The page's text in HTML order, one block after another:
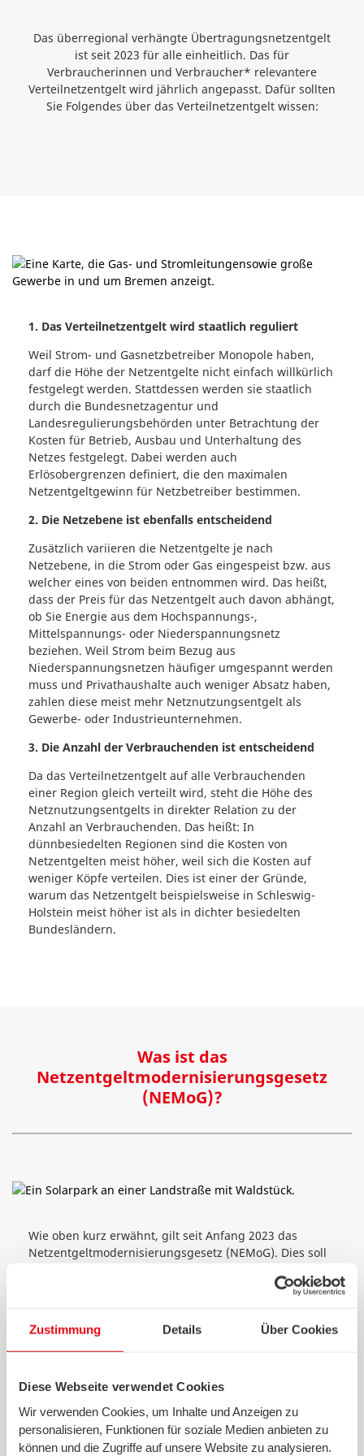
Zustimmung Details Über Cookies
Diese Webseite verwendet Cookies
Wir verwenden Cookies, um Inhalte und Anzeigen zu
personalisieren, Funktionen für soziale Medien anbieten zu
können und die Zugriffe auf unsere Website zu analysieren.
Das überregional verhängte Übertragungsnetzentgelt
ist seit 2023 für alle einheitlich. Das für
Verbraucherinnen und Verbraucher* relevantere
Verteilnetzentgelt wird jährlich angepasst. Dafür sollten
Sie Folgendes über das Verteilnetzentgelt wissen:
1. Das Verteilnetzentgelt wird staatlich reguliert
Weil Strom- und Gasnetzbetreiber Monopole haben,
darf die Höhe der Netzentgelte nicht einfach willkürlich
festgelegt werden. Stattdessen werden sie staatlich
durch die Bundesnetzagentur und
Landesregulierungsbehörden unter Betrachtung der
Kosten für Betrieb, Ausbau und Unterhaltung des
Netzes festgelegt. Dabei werden auch
Erlösobergrenzen definiert, die den maximalen
Netzentgeltgewinn für Netzbetreiber bestimmen.
2. Die Netzebene ist ebenfalls entscheidend
Zusätzlich variieren die Netzentgelte je nach
Netzebene, in die Strom oder Gas eingespeist bzw. aus
welcher eines von beiden entnommen wird. Das heißt,
dass der Preis für das Netzentgelt auch davon abhängt,
ob Sie Energie aus dem Hochspannungs-,
Mittelspannungs- oder Niederspannungsnetz
beziehen. Weil Strom beim Bezug aus
Niederspannungsnetzen häufiger umgespannt werden
muss und Privathaushalte auch weniger Absatz haben,
zahlen diese meist mehr Netznutzungsentgelt als
Gewerbe- oder Industrieunternehmen.
3. Die Anzahl der Verbrauchenden ist entscheidend
Da das Verteilnetzentgelt auf alle Verbrauchenden
einer Region gleich verteilt wird, steht die Höhe des
Netznutzungsentgelts in direkter Relation zu der
Anzahl an Verbrauchenden. Das heißt: In
dünnbesiedelten Regionen sind die Kosten von
Netzentgelten meist höher, weil sich die Kosten auf
weniger Köpfe verteilen. Dies ist einer der Gründe,
warum das Netzentgelt beispielsweise in Schleswig-
Holstein meist höher ist als in dichter besiedelten
Bundesländern.
Was ist das
Netzentgeltmodernisierungsgesetz
(NEMoG)?
Wie oben kurz erwähnt, gilt seit Anfang 2023 das
Netzentgeltmodernisierungsgesetz (NEMoG). Dies soll
verschiedenen Regionen ausgleichen. Anlass dafür
höhere Netzentgelte zahlen.
Ein weiter Grund war, dass Regionen, die viel für den
Form vonSolarparksoder Windkraftanlagen
schlug sich die hohe Einspeisung erneuerbarer
Energien mit vergleichsweise geringer lokaler
Nachfrage sowie den zusätzlichen Mehraufwand in